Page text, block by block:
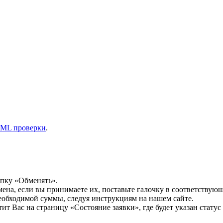
проверки.
«Обменять».
если вы принимаете их, поставьте галочку в
суммы, следуя инструкциям на нашем сайте.
Вас на страницу «Состояние заявки», где будет указан